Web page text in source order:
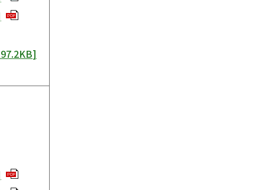
PDF
]
PDF